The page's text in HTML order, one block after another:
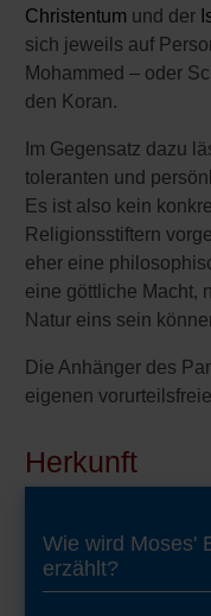
Christentum und der
sich jeweils auf
Mohammed – oder
den Koran.
Im Gegensatz dazu
toleranten und
Es ist also kein
Religionsstiftern
eher eine
eine göttliche Macht,
Natur eins sein
Die Anhänger des
eigenen
Herkunft
Wie wird Moses'
erzählt?